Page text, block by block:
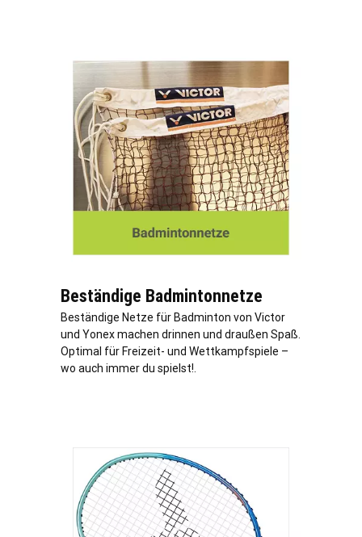
Beständige Badmintonnetze
Beständige Netze für Badminton von Victor
und Yonex machen drinnen und draußen Spaß.
Optimal für Freizeit- und Wettkampfspiele –
wo auch immer du spielst!.